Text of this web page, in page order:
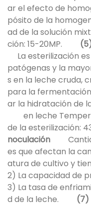
ar el efecto de
pósito de la
ad de la solución
ción: 15-20MP.
La esterilización
patógenas y la
s en la leche cruda,
para la
ar la hidratación de
en leche
de la
noculación
es que afectan la
atura de cultivo y
2) La capacidad de
3) La tasa de
d de la leche. (7)